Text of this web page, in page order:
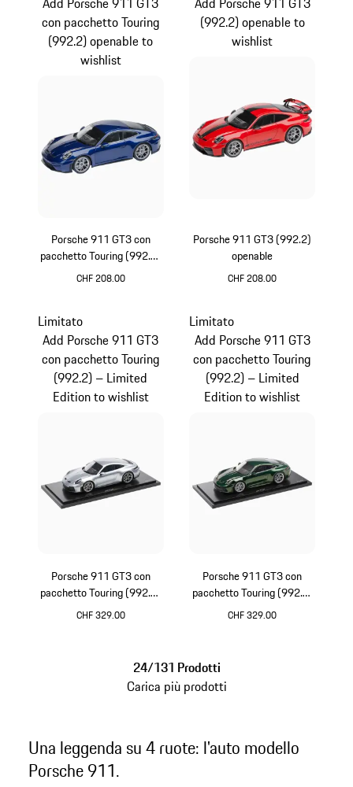
Porsche 911 GT3 con
pacchetto Touring (992.2)
openable
CHF 208.00
con pacchetto Touring
(992.2) openable to
wishlist
Porsche 911 GT3 (992.2)
openable
CHF 208.00
(992.2) openable to
wishlist
Porsche 911 GT3 con
pacchetto Touring (992.2)
– Limited Edition
CHF 329.00
Limitato
Add Porsche 911 GT3
con pacchetto Touring
(992.2) – Limited
Edition to wishlist
Porsche 911 GT3 con
pacchetto Touring (992.2)
– Limited Edition
CHF 329.00
Limitato
Add Porsche 911 GT3
con pacchetto Touring
(992.2) – Limited
Edition to wishlist
24/131 Prodotti
Carica più prodotti
Una leggenda su 4 ruote: l'auto modello
Porsche 911.